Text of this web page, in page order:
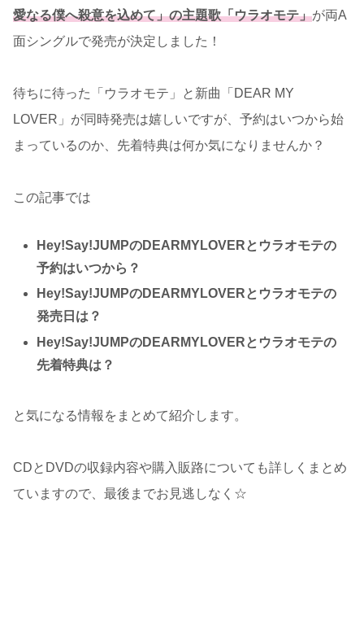
愛なる僕へ殺意を込めて」の主題歌「ウラオモテ」が両A
面シングルで発売が決定しました！
待ちに待った「ウラオモテ」と新曲「DEAR MY
LOVER」が同時発売は嬉しいですが、予約はいつから始
まっているのか、先着特典は何か気になりませんか？
この記事では
Hey!Say!JUMPのDEARMYLOVERとウラオモテの
予約はいつから？
Hey!Say!JUMPのDEARMYLOVERとウラオモテの
発売日は？
Hey!Say!JUMPのDEARMYLOVERとウラオモテの
先着特典は？
と気になる情報をまとめて紹介します。
CDとDVDの収録内容や購入販路についても詳しくまとめ
ていますので、最後までお見逃しなく☆